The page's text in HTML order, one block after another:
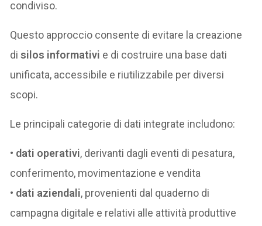
condiviso.
Questo approccio consente di evitare la creazione
disilos informativi e di costruire una base dati
unificata, accessibile e riutilizzabile per diversi
scopi.
Le principali categorie di dati integrate includono:
• dati operativi, derivanti dagli eventi di pesatura,
conferimento, movimentazione e vendita
• dati aziendali, provenienti dal quaderno di
campagna digitale e relativi alle attività produttive